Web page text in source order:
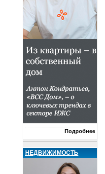
Подробнее
НЕДВИЖИМОСТЬ